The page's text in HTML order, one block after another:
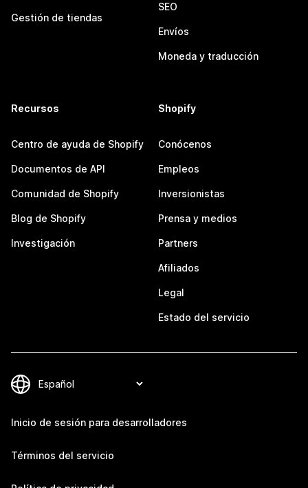
Gestión de tiendas
SEO
Envíos
Moneda y traducción
Recursos
Centro de ayuda de Shopify
Documentos de API
Comunidad de Shopify
Blog de Shopify
Investigación
Shopify
Conócenos
Empleos
Inversionistas
Prensa y medios
Partners
Afiliados
Legal
Estado del servicio
Inicio de sesión para desarrolladores
Términos del servicio